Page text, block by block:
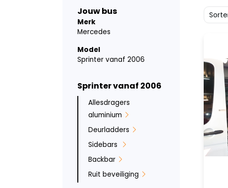
Jouw bus
Merk
Mercedes
Model
Sprinter vanaf 2006
Sprinter vanaf 2006
Allesdragers
aluminium
Deurladders
Sidebars
Backbar
Ruit beveiliging